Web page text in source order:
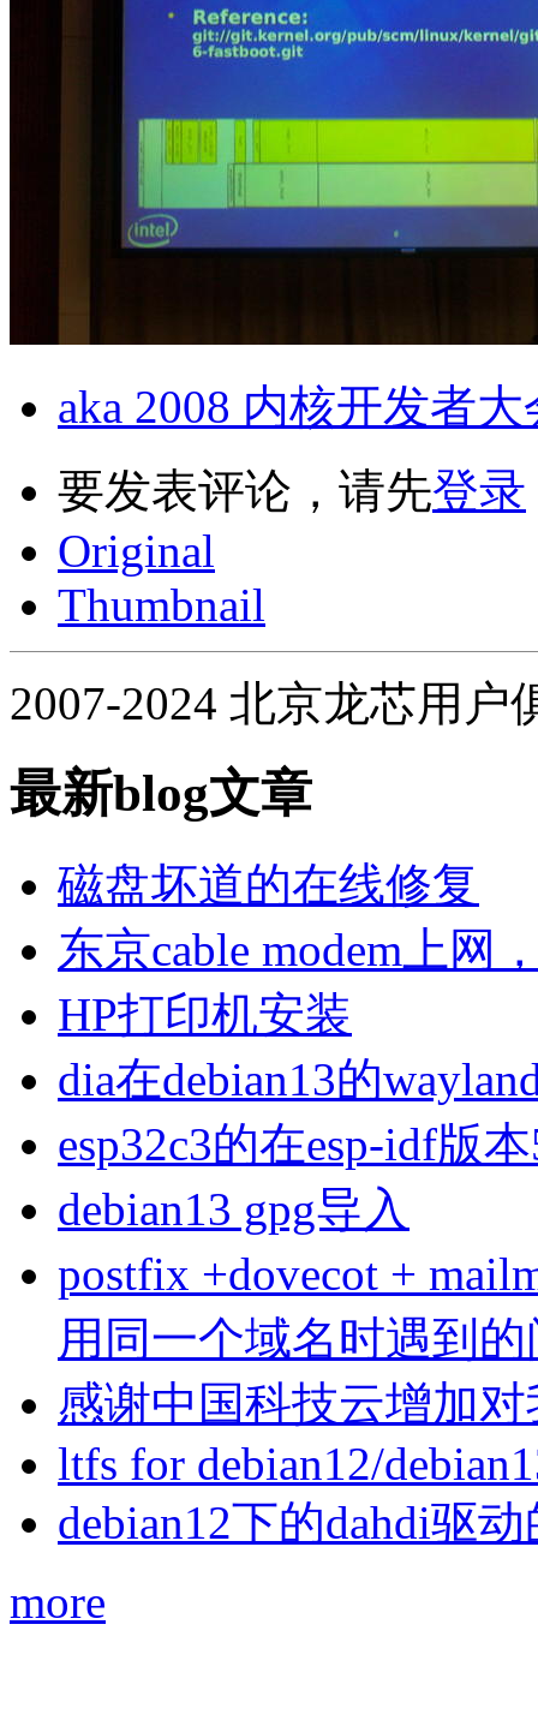
aka 2008 内核开发者大
要发表评论，请先登录
Original
Thumbnail
2007-2024 北京龙芯用户
最新blog文章
磁盘坏道的在线修复
东京cable modem上网
HP打印机安装
dia在debian13的
esp32c3的在esp-idf版
debian13 gpg导入
postfix +dovecot +
用同一个域名时遇到
感谢中国科技云增加
ltfs for debian12/
debian12下的dahdi驱动
more